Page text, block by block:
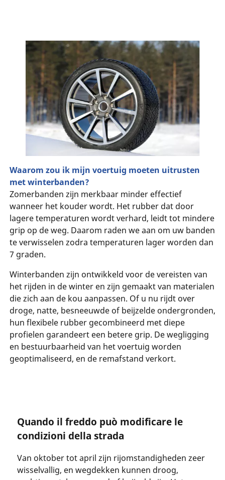
Waarom zou ik mijn voertuig moeten uitrusten
met winterbanden?
Zomerbanden zijn merkbaar minder effectief
wanneer het kouder wordt. Het rubber dat door
lagere temperaturen wordt verhard, leidt tot mindere
grip op de weg. Daarom raden we aan om uw banden
te verwisselen zodra temperaturen lager worden dan
7 graden.
Winterbanden zijn ontwikkeld voor de vereisten van
het rijden in de winter en zijn gemaakt van materialen
die zich aan de kou aanpassen. Of u nu rijdt over
droge, natte, besneeuwde of beijzelde ondergronden,
hun flexibele rubber gecombineerd met diepe
profielen garandeert een betere grip. De wegligging
en bestuurbaarheid van het voertuig worden
geoptimaliseerd, en de remafstand verkort.
Quando il freddo può modificare le
condizioni della strada
Van oktober tot april zijn rijomstandigheden zeer
wisselvallig, en wegdekken kunnen droog,